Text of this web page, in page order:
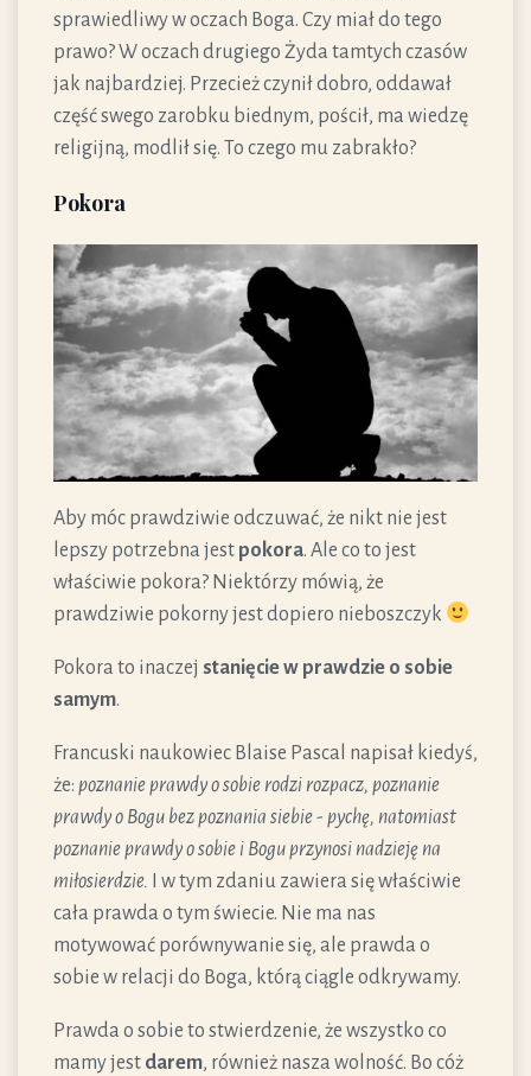
sprawiedliwy w oczach Boga. Czy miał do tego
prawo? W oczach drugiego Żyda tamtych czasów
jak najbardziej. Przecież czynił dobro, oddawał
część swego zarobku biednym, pościł, ma wiedzę
religijną, modlił się. To czego mu zabrakło?
Pokora
Aby móc prawdziwie odczuwać, że nikt nie jest
lepszy potrzebna jest pokora. Ale co to jest
właściwie pokora? Niektórzy mówią, że
prawdziwie pokorny jest dopiero nieboszczyk
Pokora to inaczej stanięcie w prawdzie o sobie
samym.
Francuski naukowiec Blaise Pascal napisał kiedyś,
że: poznanie prawdy o sobie rodzi rozpacz, poznanie
prawdy o Bogu bez poznania siebie - pychę, natomiast
poznanie prawdy o sobie i Bogu przynosi nadzieję na
miłosierdzie. I w tym zdaniu zawiera się właściwie
cała prawda o tym świecie. Nie ma nas
motywować porównywanie się, ale prawda o
sobie w relacji do Boga, którą ciągle odkrywamy.
Prawda o sobie to stwierdzenie, że wszystko co
mamy jest darem, również nasza wolność. Bo cóż